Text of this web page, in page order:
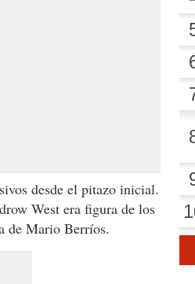
desde el pitazo inicial.
West era figura de los
de Mario Berríos.